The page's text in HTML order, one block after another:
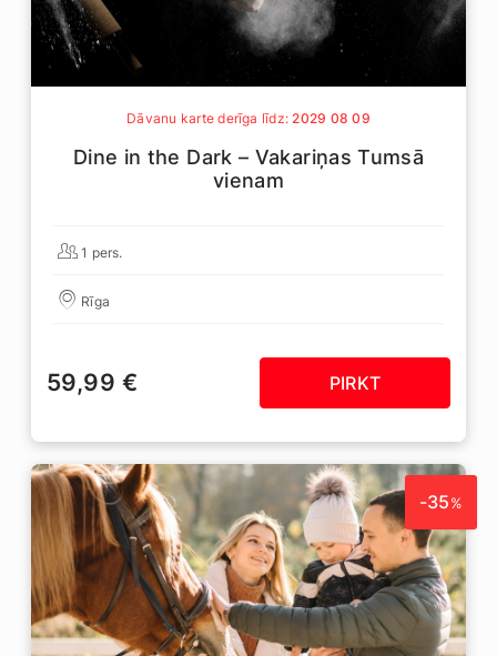
Dāvanu karte derīga līdz: 2029 08 09
Dine in the Dark – Vakariņas Tumsā
vienam
1 pers.
Rīga
59,99 € PIRKT
-35 %